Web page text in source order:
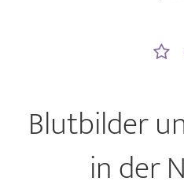
Blutbilder
in der